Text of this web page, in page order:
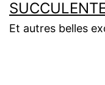
Et autres belles